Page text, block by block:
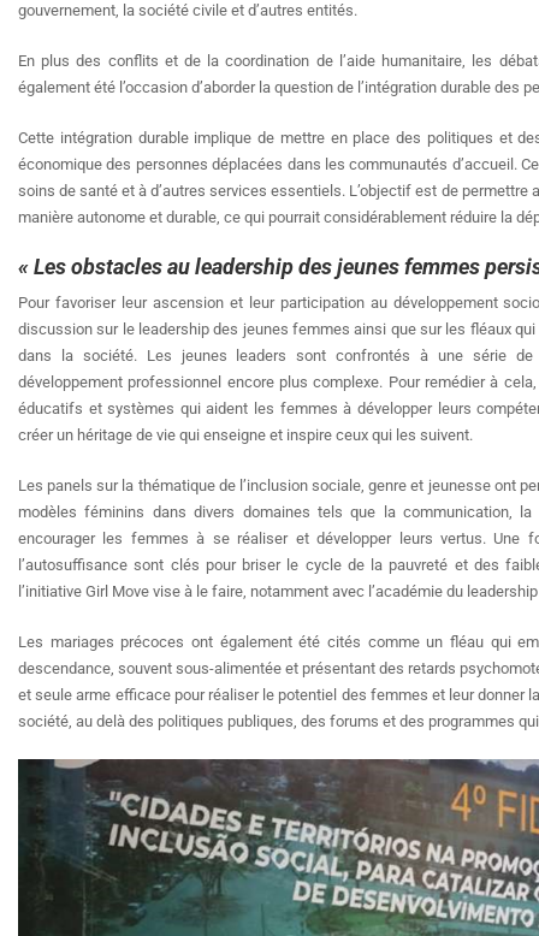
gouvernement, la société civile et d’autres entités.
En plus des conflits et de la coordination de l’aide humanitaire, les
également été l’occasion d’aborder la question de l’intégration durable des
Cette intégration durable implique de mettre en place des politiques et
économique des personnes déplacées dans les communautés d’accueil.
soins de santé et à d’autres services essentiels. L’objectif est de
manière autonome et durable, ce qui pourrait considérablement réduire la
« Les obstacles au leadership des jeunes femmes
Pour favoriser leur ascension et leur participation au développement
discussion sur le leadership des jeunes femmes ainsi que sur les fléaux
dans la société. Les jeunes leaders sont confrontés à une série
développement professionnel encore plus complexe. Pour remédier à
éducatifs et systèmes qui aident les femmes à développer leurs
créer un héritage de vie qui enseigne et inspire ceux qui les suivent.
Les panels sur la thématique de l’inclusion sociale, genre et jeunesse ont
modèles féminins dans divers domaines tels que la communication,
encourager les femmes à se réaliser et développer leurs vertus. Une
l’autosuffisance sont clés pour briser le cycle de la pauvreté et des
l’initiative Girl Move vise à le faire, notamment avec l’académie du
Les mariages précoces ont également été cités comme un fléau qui
descendance, souvent sous-alimentée et présentant des retards
et seule arme efficace pour réaliser le potentiel des femmes et leur donner
société, au delà des politiques publiques, des forums et des programmes